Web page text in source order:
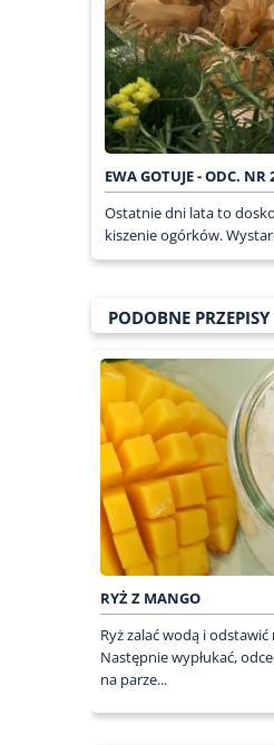
EWA GOTUJE - ODC. NR
Ostatnie dni lata to
kiszenie ogórków.
PODOBNE PRZEPISY
RYŻ Z MANGO
Ryż zalać wodą i
Następnie wypłukać,
na parze...